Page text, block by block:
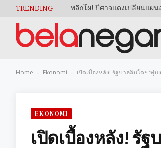
TRENDING
Home - Ekonomi - เปิดเบื้องหลัง! รัฐบาลอินโดฯ ‘ทุ่
EKONOMI
เปิดเบื้องหลัง! รั